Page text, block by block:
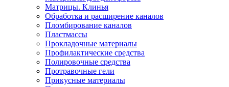
Матрицы. Клинья
Обработка и расширение каналов
Пломбирование каналов
Пластмассы
Прокладочные материалы
Профилактические средства
Полировочные средства
Протравочные гели
Прикусные материалы